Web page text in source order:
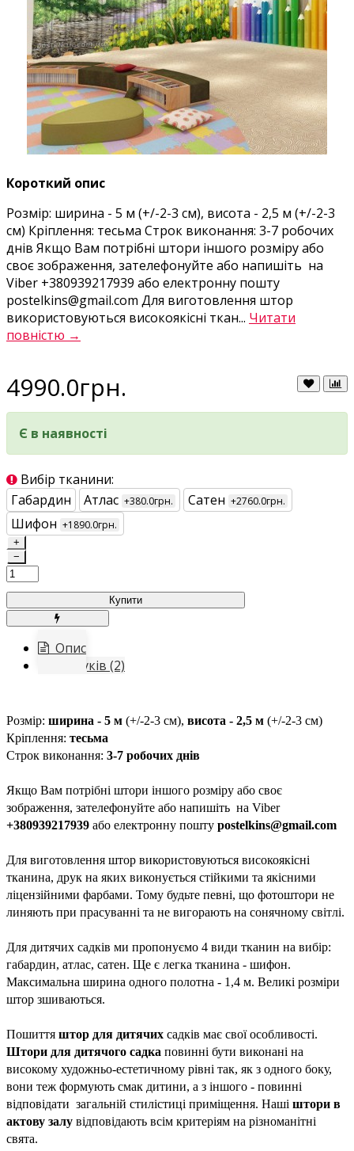
Короткий опис
Розмір: ширина - 5 м (+/-2-3 см), висота - 2,5 м (+/-2-3
см) Кріплення: тесьма Строк виконання: 3-7 робочих
днів Якщо Вам потрібні штори іншого розміру або
своє зображення, зателефонуйте або напишіть на
Viber +380939217939 або електронну пошту
postelkins@gmail.com Для виготовлення штор
використовуються високоякісні ткан... Читати
повністю →
4990.0грн.
Є в наявності
Вибір тканини:
Габардин
Атлас +380.0грн. Сатен +2760.0грн.
Шифон +1890.0грн.
+
−
Купити
Опис
Відгуків (2)
Розмір: ширина - 5 м (+/-2-3 см), висота - 2,5 м (+/-2-3 см)
Кріплення: тесьма
Строк виконання: 3-7 робочих днів
Якщо Вам потрібні штори іншого розміру або своє
зображення, зателефонуйте або напишіть на Viber
+380939217939 або електронну пошту postelkins@gmail.com
Для виготовлення штор використовуються високоякісні
тканина, друк на яких виконується стійкими та якісними
ліцензійними фарбами. Тому будьте певні, що фотоштори не
линяють при прасуванні та не вигорають на сонячному світлі.
Для дитячих садків ми пропонуємо 4 види тканин на вибір:
габардин, атлас, сатен. Ще є легка тканина - шифон.
Максимальна ширина одного полотна - 1,4 м. Великі розміри
штор зшиваються.
Пошиття штор для дитячих садків має свої особливості.
Штори для дитячого садка повинні бути виконані на
високому художньо-естетичному рівні так, як з одного боку,
вони теж формують смак дитини, а з іншого - повинні
відповідати загальній стилістиці приміщення. Наші штори в
актову залу відповідають всім критеріям на різноманітні
свята.